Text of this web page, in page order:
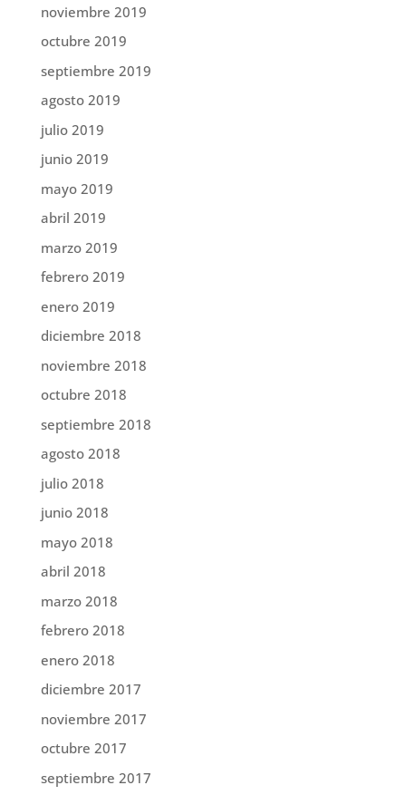
noviembre 2019
octubre 2019
septiembre 2019
agosto 2019
julio 2019
junio 2019
mayo 2019
abril 2019
marzo 2019
febrero 2019
enero 2019
diciembre 2018
noviembre 2018
octubre 2018
septiembre 2018
agosto 2018
julio 2018
junio 2018
mayo 2018
abril 2018
marzo 2018
febrero 2018
enero 2018
diciembre 2017
noviembre 2017
octubre 2017
septiembre 2017